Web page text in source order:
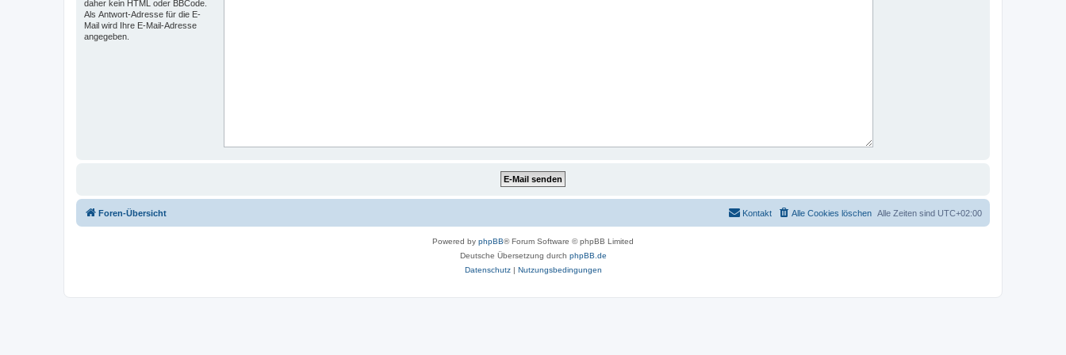
daher kein HTML oder BBCode.
Als Antwort-Adresse für die E-
Mail wird Ihre E-Mail-Adresse
angegeben.
Foren-Übersicht Alle Zeiten sind UTC+02:00
Alle Cookies löschen
Kontakt
Powered by phpBB® Forum Software © phpBB Limited
Deutsche Übersetzung durch phpBB.de
Datenschutz| Nutzungsbedingungen